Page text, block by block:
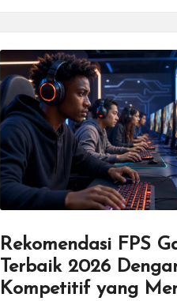
Rekomendasi FPS
Terbaik 2026
Kompetitif yang